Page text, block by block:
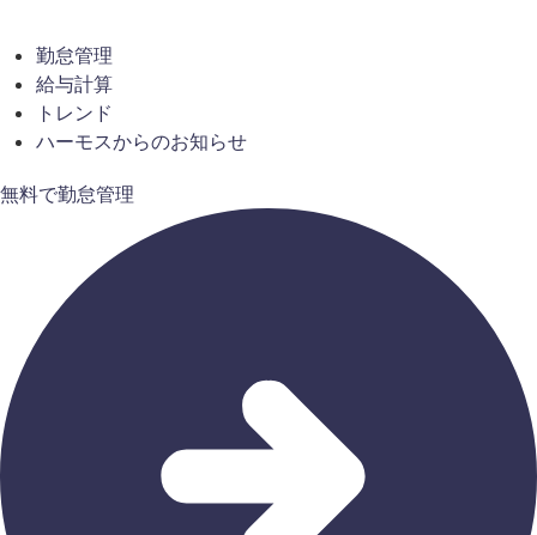
勤怠管理
給与計算
トレンド
ハーモスからのお知らせ
無料で勤怠管理